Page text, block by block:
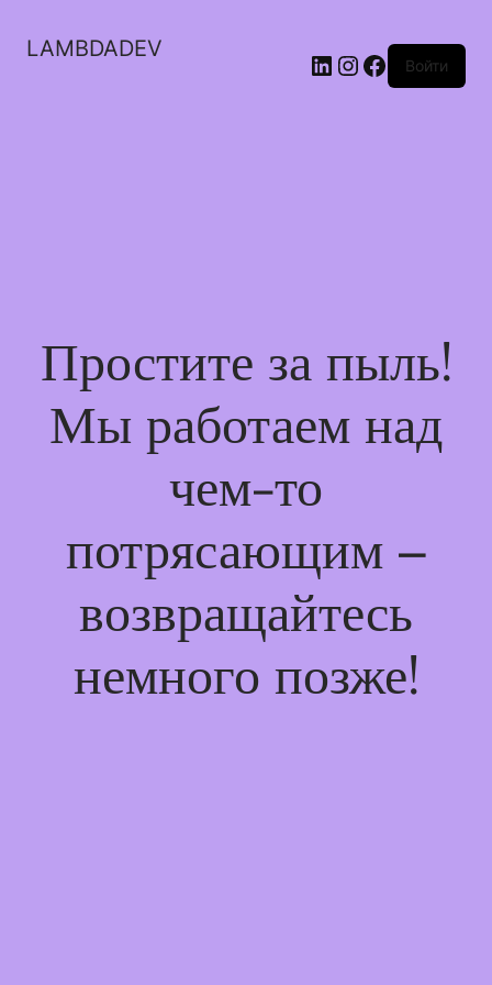
LAMBDADEV LinkedIn
Instagram
Facebook
Войти
Простите за пыль!
Мы работаем над
чем-то
потрясающим –
возвращайтесь
немного позже!